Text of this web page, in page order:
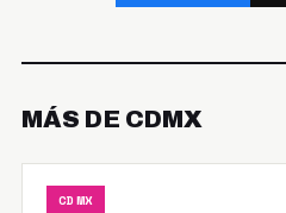
MÁS DE CDMX
CDMX